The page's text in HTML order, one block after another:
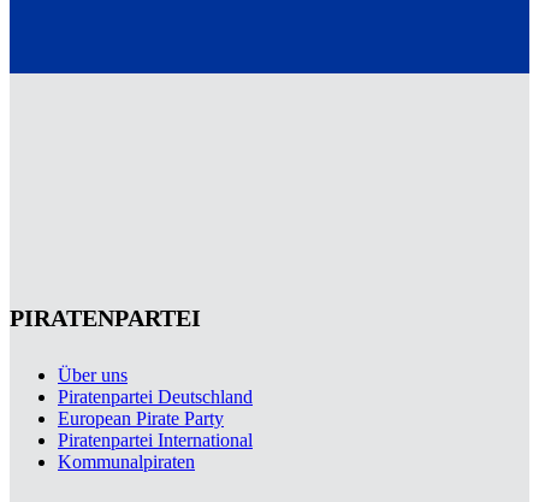
PIRATENPARTEI
Über uns
Piratenpartei Deutschland
European Pirate Party
Piratenpartei International
Kommunalpiraten